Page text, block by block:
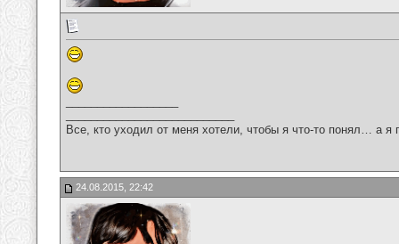
Все, кто уходил от меня хотели, чтобы я что-то понял… а
24.08.2015, 22:42